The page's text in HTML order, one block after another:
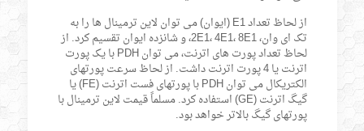
از لحاظ تعداد E1 (ایوان) می توان لاین ترمینال ها را به
تک ای وان، 2E1، 4E1، 8E1، و شانزده ایوان تقسیم کرد. از
لحاظ تعداد پورت های اترنت، می توان PDH با یک پورت
اترنت یا 4 پورت اترنت داشت. از لحاظ سرعت پورتهای
الکتریکال می توان PDH با پورتهای فست اترنت (FE) یا
گیگ اترنت (GE) استفاده کرد. مسلماً قیمت لاین ترمینال با
پورتهای گیگ بالاتر خواهد بود.